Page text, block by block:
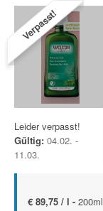
Verpasst!
Leider verpasst!
Gültig: 04.02. -
11.03.
€ 89,75 / l - 200ml